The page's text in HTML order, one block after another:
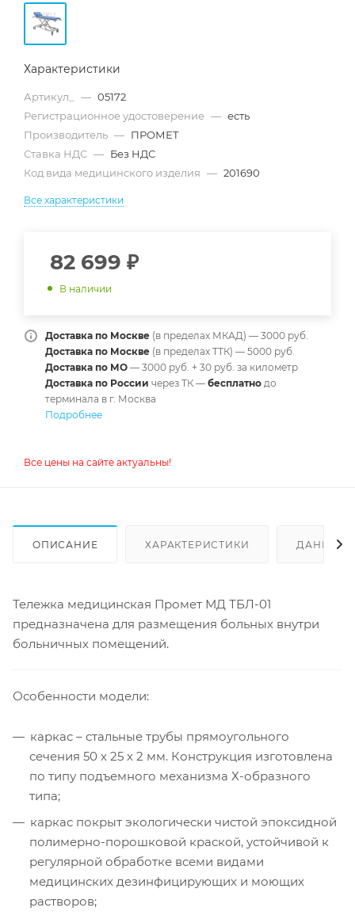
Характеристики
Артикул_ — 05172
Регистрационное удостоверение — есть
Производитель — ПРОМЕТ
Ставка НДС — Без НДС
Код вида медицинского изделия — 201690
Все характеристики
82 699 ₽
В наличии
Доставка по Москве (в пределах МКАД) — 3000 руб.
Доставка по Москве (в пределах ТТК) — 5000 руб.
Доставка по МО — 3000 руб. + 30 руб. за километр
Доставка по России через ТК — бесплатно до
терминала в г. Москва
Подробнее
Все цены на сайте актуальны!
ОПИСАНИЕ ХАРАКТЕРИСТИКИ ДАННЫЕ
Тележка медицинская Промет МД ТБЛ-01
предназначена для размещения больных внутри
больничных помещений.
Особенности модели:
каркас – стальные трубы прямоугольного
сечения 50 х 25 х 2 мм. Конструкция изготовлена
по типу подъемного механизма Х-образного
типа;
каркас покрыт экологически чистой эпоксидной
полимерно-порошковой краской, устойчивой к
регулярной обработке всеми видами
медицинских дезинфицирующих и моющих
растворов;